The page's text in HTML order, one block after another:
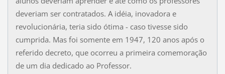
deveriam ser contratados. A idéia, inovadora e
revolucionária, teria sido ótima - caso tivesse sido
cumprida. Mas foi somente em 1947, 120 anos após o
referido decreto, que ocorreu a primeira comemoração
de um dia dedicado ao Professor.